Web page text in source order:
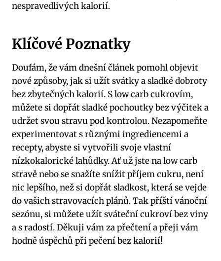
nespravedlivých kalorií.
Klíčové ⁢Poznatky
Doufám, že vám dnešní článek pomohl objevit
nové způsoby, jak si užít ⁢svátky ⁣a sladké dobroty⁢
bez zbytečných⁣ kalorií. S low ⁣carb​ cukrovím,
můžete ⁢si dopřát⁣ sladké ​pochoutky bez výčitek a
udržet svou stravu pod kontrolou. Nezapomeňte⁤
experimentovat s různými ingrediencemi a
recepty, abyste ‍si ‍vytvořili⁢ svoje vlastní
nízkokalorické lahůdky. Ať už jste na ⁢low⁣ carb
stravě nebo se snažíte snížit příjem cukru, není
nic‌ lepšího, než si ⁤dopřát sladkost,⁢ která se vejde⁢
do vašich stravovacích plánů. Tak⁤ příští‍ vánoční
sezónu, ⁣si můžete užít⁣ sváteční cukroví bez viny
a‌ s radostí. Děkuji vám‌ za⁢ přečtení a přeji vám
hodně‍ úspěchů při pečení bez ⁢kalorií!